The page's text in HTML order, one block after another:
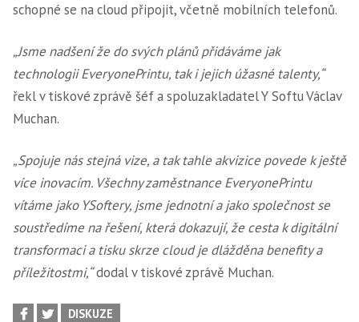
schopné se na cloud připojit, včetně mobilních telefonů.
„Jsme nadšení že do svých plánů přidáváme jak
technologii EveryonePrintu, tak i jejich úžasné talenty,“
řekl v tiskové zprávě šéf a spoluzakladatel Y Softu Václav
Muchan.
„Spojuje nás stejná vize, a tak tahle akvizice povede k ještě
více inovacím. Všechny zaměstnance EveryonePrintu
vítáme jako YSoftery, jsme jednotní a jako společnost se
soustředíme na řešení, která dokazují, že cesta k digitální
transformaci a tisku skrze cloud je dlážděna benefity a
příležitostmi,“dodal v tiskové zprávě Muchan.
DISKUZE